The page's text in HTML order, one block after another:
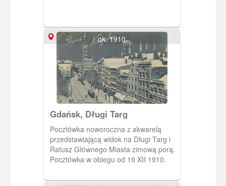
ok. 1910
Gdańsk, Długi Targ
Pocztówka noworoczna z akwarelą
przedstawiającą widok na Długi Targ i
Ratusz Głównego Miasta zimową porą.
Pocztówka w obiegu od 19 XII 1910.